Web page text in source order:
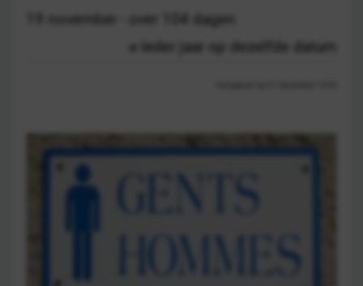
19 november - over 104 dagen
Ieder jaar op dezelfde datum